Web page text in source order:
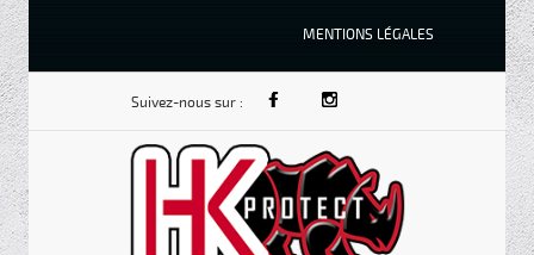
Suivez-nous sur :
MENTIONS LÉGALES